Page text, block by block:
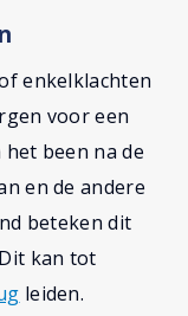
enkelklachten
voor een
been na de
en de andere
beteken dit
kan tot
leiden.